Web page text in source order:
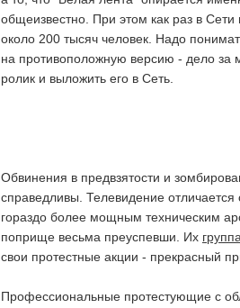
общеизвестно. При этом как раз в
около 200 тысяч человек. Надо
на противоположную версию - дело за
ролик и выложить его в Сеть.
Обвинения в предвзятости и
справедливы. Телевидение
гораздо более мощным техническим
поприще весьма преуспевши. Их
свои протестные акции - прекрасный
Профессиональные протестующие с